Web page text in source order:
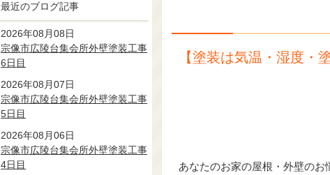
【塗装は気温・湿度・
あなたのお家の屋根・外壁のお
最近のブログ記事
2026年08月08日
宗像市広陵台集会所外壁塗装工事
6日目
2026年08月07日
宗像市広陵台集会所外壁塗装工事
5日目
2026年08月06日
宗像市広陵台集会所外壁塗装工事
4日目